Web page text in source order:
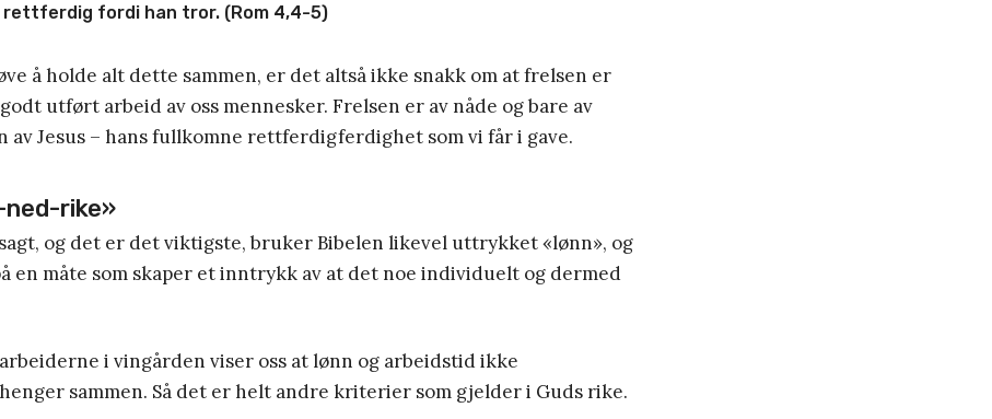
rettferdig fordi han tror. (Rom 4,4-5)
å holde alt dette sammen, er det altså ikke snakk om at frelsen er
utført arbeid av oss mennesker. Frelsen er av nåde og bare av
av Jesus – hans fullkomne rettferdigferdighet som vi får i gave.
ned-rike»
og det er det viktigste, bruker Bibelen likevel uttrykket «lønn», og
en måte som skaper et inntrykk av at det noe individuelt og dermed
i vingården viser oss at lønn og arbeidstid ikke
sammen. Så det er helt andre kriterier som gjelder i Guds rike.